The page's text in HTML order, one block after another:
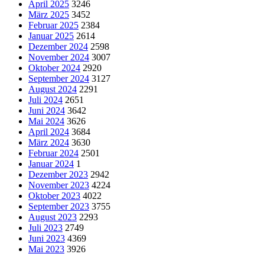
April 2025 3246
März 2025 3452
Februar 2025 2384
Januar 2025 2614
Dezember 2024 2598
November 2024 3007
Oktober 2024 2920
September 2024 3127
August 2024 2291
Juli 2024 2651
Juni 2024 3642
Mai 2024 3626
April 2024 3684
März 2024 3630
Februar 2024 2501
Januar 2024 1
Dezember 2023 2942
November 2023 4224
Oktober 2023 4022
September 2023 3755
August 2023 2293
Juli 2023 2749
Juni 2023 4369
Mai 2023 3926